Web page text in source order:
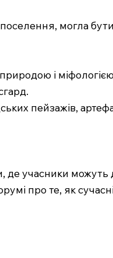
могла
і
пейзажів,
де учасники
про те, як